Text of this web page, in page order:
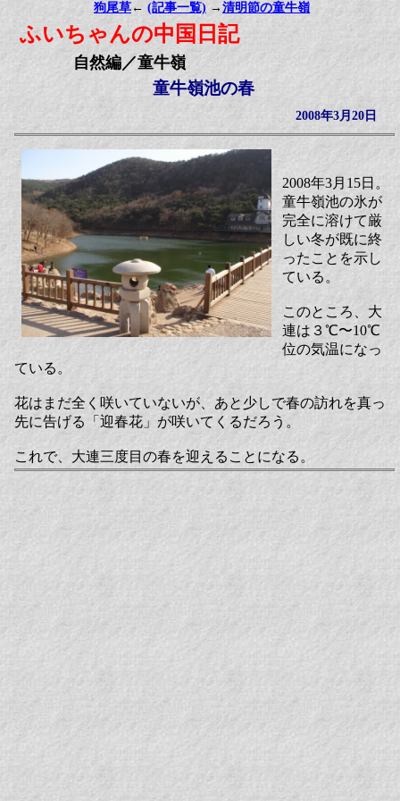
狗尾草 ← (記事一覧) → 清明節の童牛嶺
ふいちゃんの中国日記
自然編／童牛嶺
童牛嶺池の春
2008年3月20日
2008年3月15日。
童牛嶺池の氷が
完全に溶けて厳
しい冬が既に終
ったことを示し
ている。
このところ、大
連は３℃〜10℃
位の気温になっ
ている。
花はまだ全く咲いていないが、あと少しで春の訪れを真っ
先に告げる「迎春花」が咲いてくるだろう。
これで、大連三度目の春を迎えることになる。